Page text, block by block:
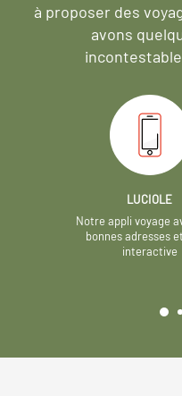
à proposer des
avons
LUCIOLE
Notre appli voyage
bonnes adresses
interactive